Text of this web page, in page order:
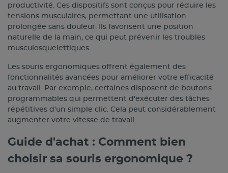
productivité. Ces dispositifs sont conçus pour réduire les
tensions musculaires, permettant une utilisation
prolongée sans douleur. Ils favorisent une position
naturelle de la main, ce qui peut prévenir les troubles
musculosquelettiques.
Les souris ergonomiques offrent également des
fonctionnalités avancées pour améliorer votre efficacité
au travail. Par exemple, certaines disposent de boutons
programmables qui permettent d'exécuter des tâches
répétitives d'un simple clic. Cela peut considérablement
augmenter votre vitesse de travail.
Guide d'achat : Comment bien
choisir sa souris ergonomique ?